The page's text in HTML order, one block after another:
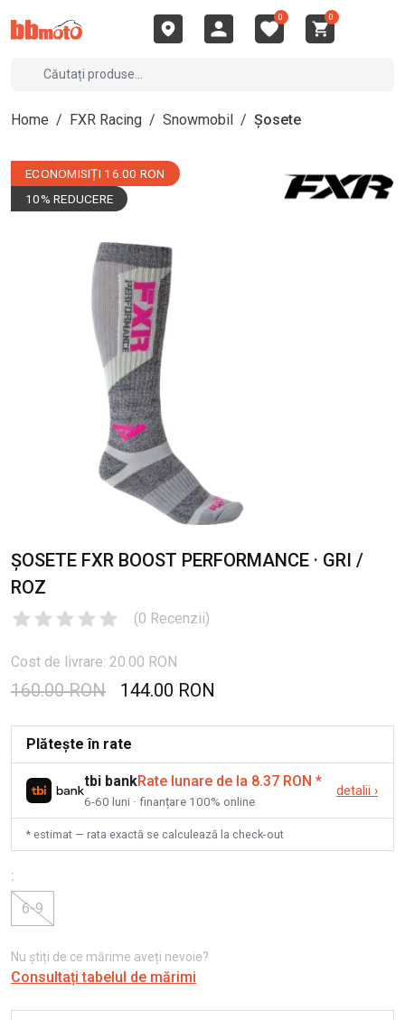
0 0
Home / FXR Racing / Snowmobil / Șosete
ECONOMISIȚI 16.00 RON
10% REDUCERE
ȘOSETE FXR BOOST PERFORMANCE · GRI /
ROZ
(0 Recenzii)
Cost de livrare: 20.00 RON
160.00 RON 144.00 RON
Plătește în rate
tbi bankRate lunare de la 8.37 RON *
6-60 luni · finanțare 100% online
detalii ›
* estimat — rata exactă se calculează la check-out
:
6-9
Nu știți de ce mărime aveți nevoie?
Consultați tabelul de mărimi